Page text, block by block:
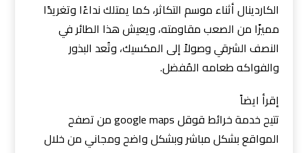
الكاردينال أثناء موسم التكاثر، كما يمتلك نداءًا وتغريدًا
مميزًا من الصعب مقاومته، ويعيش هذا الطائر في
النصف الشرقي وصولاً إلى المكسيك، وتُعد البذور
والفواكه طعامه المُفضل.
إقرأ ايضاً
تتيح خدمة خرائط قوقل google maps من تصفح
المواقع بشكل مباشر وبشكل واضح ومجاني من خلال